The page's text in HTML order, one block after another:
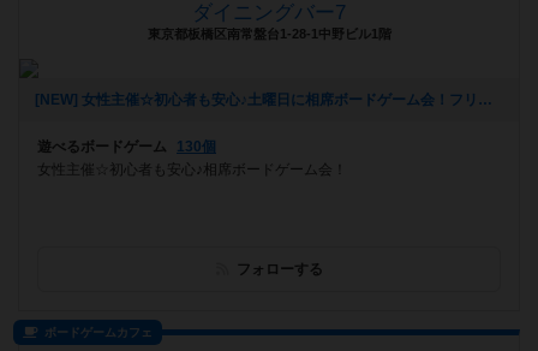
ダイニングバー7
東京都板橋区南常盤台1-28-1中野ビル1階
[NEW] 女性主催☆初心者も安心♪土曜日に相席ボードゲーム会！フリータイム制、遊び放題！（2024年08月10日 15時13分）
遊べるボードゲーム
130個
女性主催☆初心者も安心♪相席ボードゲーム会！
フォローする
ボードゲームカフェ